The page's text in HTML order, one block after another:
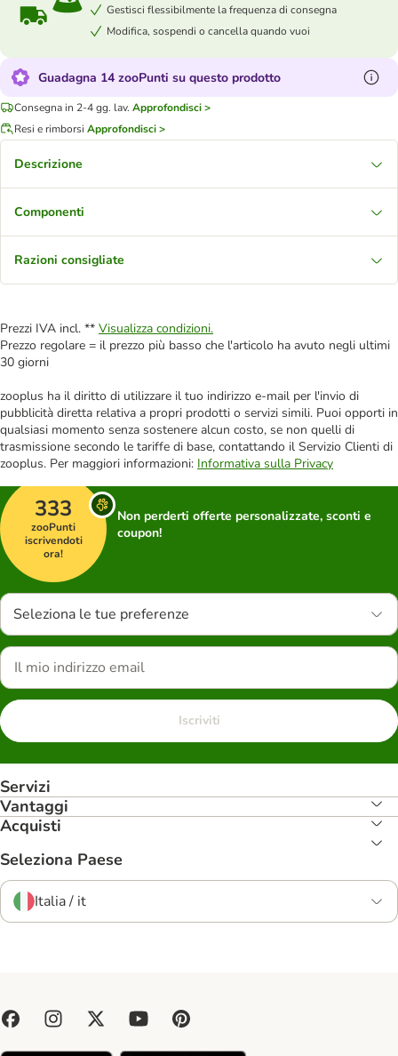
Gestisci flessibilmente la frequenza di consegna
Modifica, sospendi o cancella quando vuoi
Guadagna 14 zooPunti su questo prodotto
Consegna in 2-4 gg. lav. Approfondisci >
Resi e rimborsi Approfondisci >
Descrizione
Componenti
Razioni consigliate
Prezzi IVA incl. ** Visualizza condizioni.
Prezzo regolare = il prezzo più basso che l'articolo ha avuto negli ultimi
30 giorni
zooplus ha il diritto di utilizzare il tuo indirizzo e-mail per l'invio di
pubblicità diretta relativa a propri prodotti o servizi simili. Puoi opporti in
qualsiasi momento senza sostenere alcun costo, se non quelli di
trasmissione secondo le tariffe di base, contattando il Servizio Clienti di
zooplus. Per maggiori informazioni: Informativa sulla Privacy
333
zooPunti
iscrivendoti
ora!
Non perderti offerte personalizzate, sconti e
coupon!
Seleziona le tue preferenze
Iscriviti
Servizi
Vantaggi
Acquisti
Seleziona Paese
Italia / it